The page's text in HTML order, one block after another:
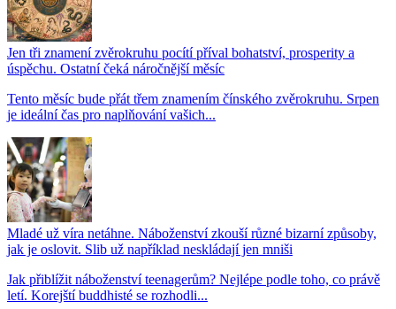
Jen tři znamení zvěrokruhu pocítí příval bohatství, prosperity a
úspěchu. Ostatní čeká náročnější měsíc
Tento měsíc bude přát třem znamením čínského zvěrokruhu. Srpen
je ideální čas pro naplňování vašich...
Mladé už víra netáhne. Náboženství zkouší různé bizarní způsoby,
jak je oslovit. Slib už například neskládají jen mniši
Jak přiblížit náboženství teenagerům? Nejlépe podle toho, co právě
letí. Korejští buddhisté se rozhodli...